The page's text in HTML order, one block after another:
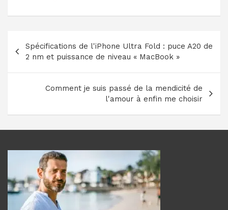
Navigation
de
l’article
Spécifications de l'iPhone Ultra Fold : puce A20 de
2 nm et puissance de niveau « MacBook »
Comment je suis passé de la mendicité de
l'amour à enfin me choisir